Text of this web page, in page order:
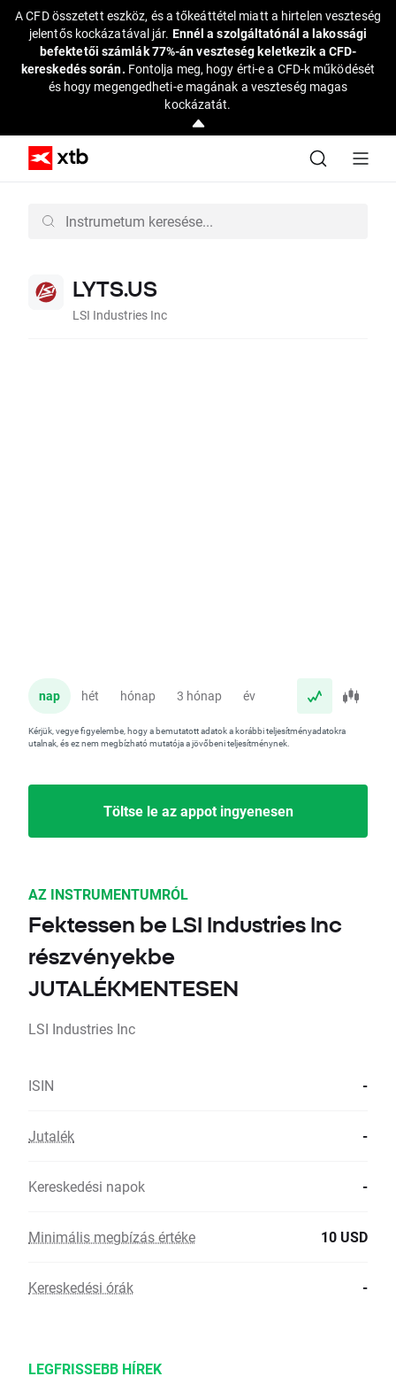
A CFD összetett eszköz, és a tőkeáttétel miatt a hirtelen veszteség
jelentős kockázatával jár. Ennél a szolgáltatónál a lakossági
befektetői számlák 77%-án veszteség keletkezik a CFD-
kereskedés során. Fontolja meg, hogy érti-e a CFD-k működését
és hogy megengedheti-e magának a veszteség magas
kockázatát.
LYTS.US
LSI Industries Inc
nap hét hónap 3 hónap év
Kérjük, vegye figyelembe, hogy a bemutatott adatok a korábbi teljesítményadatokra
utalnak, és ez nem megbízható mutatója a jövőbeni teljesítménynek.
Töltse le az appot ingyenesen
AZ INSTRUMENTUMRÓL
Fektessen be LSI Industries Inc
részvényekbe
JUTALÉKMENTESEN
LSI Industries Inc
ISIN -
Jutalék -
Kereskedési napok -
Minimális megbízás értéke 10 USD
Kereskedési órák -
LEGFRISSEBB HÍREK